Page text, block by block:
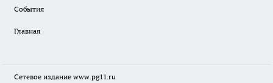
События
Главная
Сетевое издание www.pg11.ru